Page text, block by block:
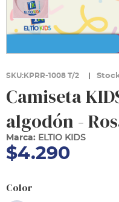
SKU:KPRR-1008 T/2
Camiseta
algodón -
Marca: ELTIO KIDS
$4.290
Color